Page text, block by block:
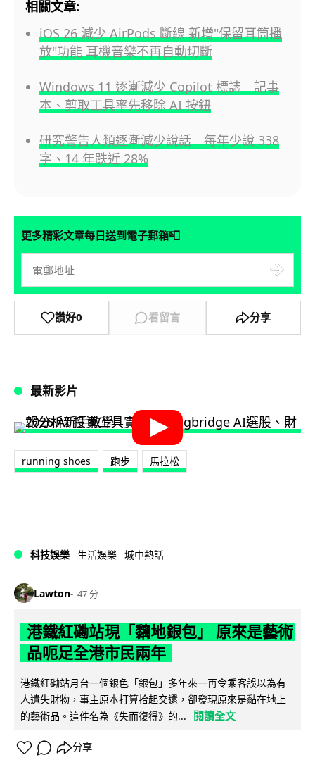
相關文章:
iOS 26 減少 AirPods 斷線 新增"保留耳筒播
放"功能 耳機音樂不再自動切斷
Windows 11 逐漸減少 Copilot 標誌 記事
本、剪取工具率先移除 AI 按鈕
研究警告人類逐漸減少說話 每年少說 338
字、14 年跌近 28%
更多精彩文章每日送到電子郵箱📮
讚好0 看留言 分享
最新影片
running shoes 跑步 馬拉松
科技娛樂 生活娛樂 城中熱話
Lawton 47 分
港鐵紅磡站現「黐地銀包」 原來是藝術
品呃足全港市民兩年
港鐵紅磡站月台一個銀色「銀包」多年來一再令乘客誤以為有
人遺失財物，事主原本打算拾起交還，卻發現原來是黏在地上
的藝術品。這件名為《失而復得》的...
閱讀全文
分享